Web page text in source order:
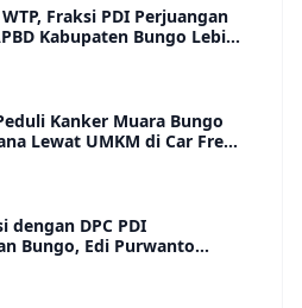
Fraksi PDI Perjuangan
Kabupaten Bungo Lebih
dan Berdampak
Kanker Muara Bungo
Lewat UMKM di Car Free
Siahaan Beri Apresiasi
dengan DPC PDI
Bungo, Edi Purwanto
Poin Urgensi yang Perlu
Daerah